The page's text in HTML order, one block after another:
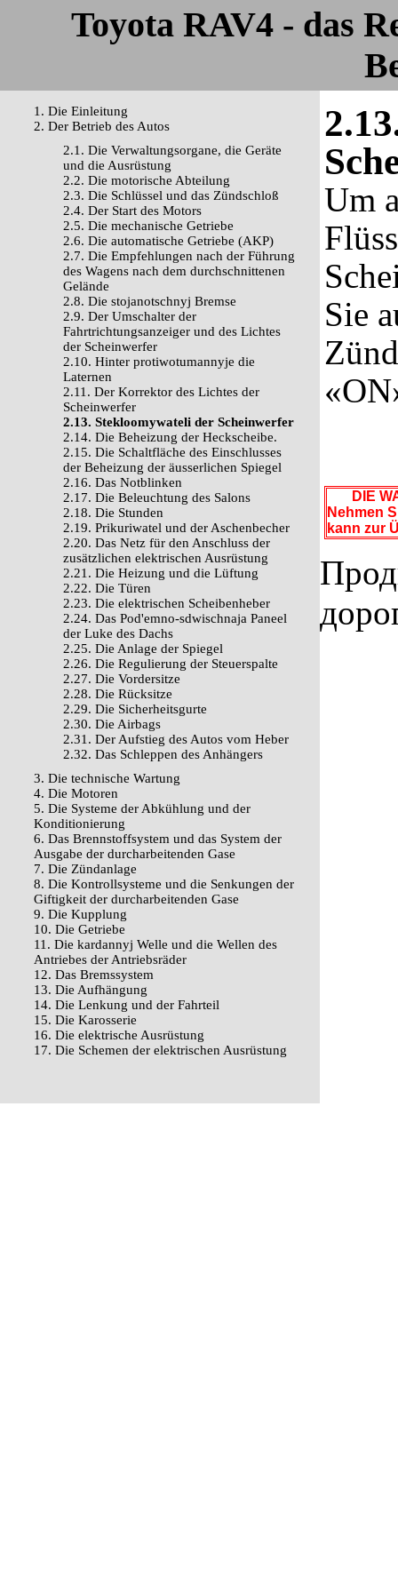
Toyota RAV4 - das
1. Die Einleitung
2. Der Betrieb des Autos
2.1. Die Verwaltungsorgane, die Geräte
und die Ausrüstung
2.2. Die motorische Abteilung
2.3. Die Schlüssel und das Zündschloß
2.4. Der Start des Motors
2.5. Die mechanische Getriebe
2.6. Die automatische Getriebe (AKP)
2.7. Die Empfehlungen nach der Führung
des Wagens nach dem durchschnittenen
Gelände
2.8. Die stojanotschnyj Bremse
2.9. Der Umschalter der
Fahrtrichtungsanzeiger und des Lichtes
der Scheinwerfer
2.10. Hinter protiwotumannyje die
Laternen
2.11. Der Korrektor des Lichtes der
Scheinwerfer
2.13. Stekloomywateli der Scheinwerfer
2.14. Die Beheizung der Heckscheibe.
2.15. Die Schaltfläche des Einschlusses
der Beheizung der äusserlichen Spiegel
2.16. Das Notblinken
2.17. Die Beleuchtung des Salons
2.18. Die Stunden
2.19. Prikuriwatel und der Aschenbecher
2.20. Das Netz für den Anschluss der
zusätzlichen elektrischen Ausrüstung
2.21. Die Heizung und die Lüftung
2.22. Die Türen
2.23. Die elektrischen Scheibenheber
2.24. Das Pod'emno-sdwischnaja Paneel
der Luke des Dachs
2.25. Die Anlage der Spiegel
2.26. Die Regulierung der Steuerspalte
2.27. Die Vordersitze
2.28. Die Rücksitze
2.29. Die Sicherheitsgurte
2.30. Die Airbags
2.31. Der Aufstieg des Autos vom Heber
2.32. Das Schleppen des Anhängers
3. Die technische Wartung
4. Die Motoren
5. Die Systeme der Abkühlung und der
Konditionierung
6. Das Brennstoffsystem und das System der
Ausgabe der durcharbeitenden Gase
7. Die Zündanlage
8. Die Kontrollsysteme und die Senkungen der
Giftigkeit der durcharbeitenden Gase
9. Die Kupplung
10. Die Getriebe
11. Die kardannyj Welle und die Wellen des
Antriebes der Antriebsräder
12. Das Bremssystem
13. Die Aufhängung
14. Die Lenkung und der Fahrteil
15. Die Karosserie
16. Die elektrische Ausrüstung
17. Die Schemen der elektrischen Ausrüstung
Um
Sie
DIE
Nehmen
kann zur